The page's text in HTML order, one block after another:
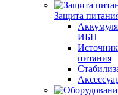
Защита
ИБП
питания